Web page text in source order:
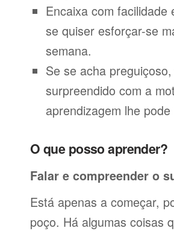
Encaixa com
se quiser esforçar-se
semana.
Se se acha
surpreendido com a
aprendizagem lhe
O que posso aprender?
Falar e compreender o
Está apenas a começar,
poço. Há algumas coisas